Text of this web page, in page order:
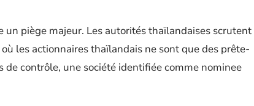
piège majeur. Les autorités thaïlandaises scrutent
les actionnaires thaïlandais ne sont que des prête-
contrôle, une société identifiée comme nominee